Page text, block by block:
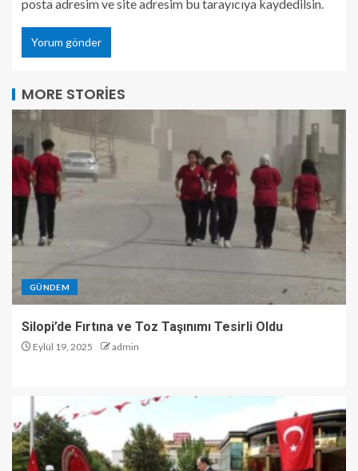
posta adresim ve site adresim bu tarayıcıya kaydedilsin.
MORE STORIES
GÜNDEM
Silopi’de Fırtına ve Toz Taşınımı Tesirli Oldu
Eylül 19, 2025 admin